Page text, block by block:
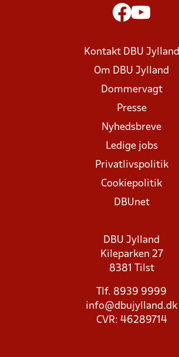
Kontakt DBU Jylland
Om DBU Jylland
Dommervagt
Presse
Nyhedsbreve
Ledige jobs
Privatlivspolitik
Cookiepolitik
DBUnet
DBU Jylland
Kileparken 27
8381 Tilst
Tlf. 8939 9999
info@dbujylland.dk
CVR: 46289714